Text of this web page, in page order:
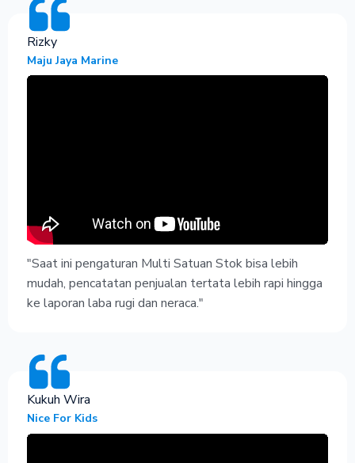
Rizky
Maju Jaya Marine
"Saat ini pengaturan Multi Satuan Stok bisa lebih
mudah, pencatatan penjualan tertata lebih rapi hingga
ke laporan laba rugi dan neraca."
Kukuh Wira
Nice For Kids